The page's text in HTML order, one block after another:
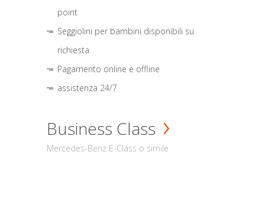
point
Seggiolini per bambini disponibili su
richiesta
Pagamento online e offline
assistenza 24/7
Business Class
Mercedes-Benz E-Class o simile